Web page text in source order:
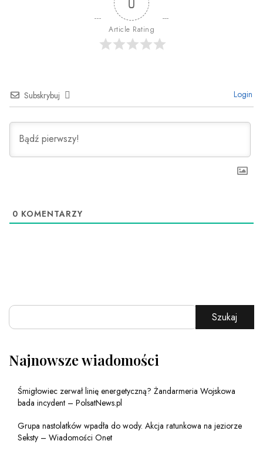
Article Rating
Subskrybuj Login
0 KOMENTARZY
Szukaj
Najnowsze wiadomości
Śmigłowiec zerwał linię energetyczną? Żandarmeria Wojskowa
bada incydent – PolsatNews.pl
Grupa nastolatków wpadła do wody. Akcja ratunkowa na jeziorze
Seksty – Wiadomości Onet